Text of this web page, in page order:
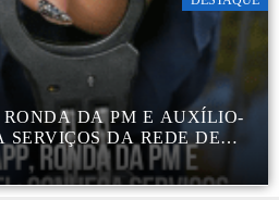
RONDA DA PM E AUXÍLIO-
SERVIÇOS DA REDE DE
NO ESTADO DE SP